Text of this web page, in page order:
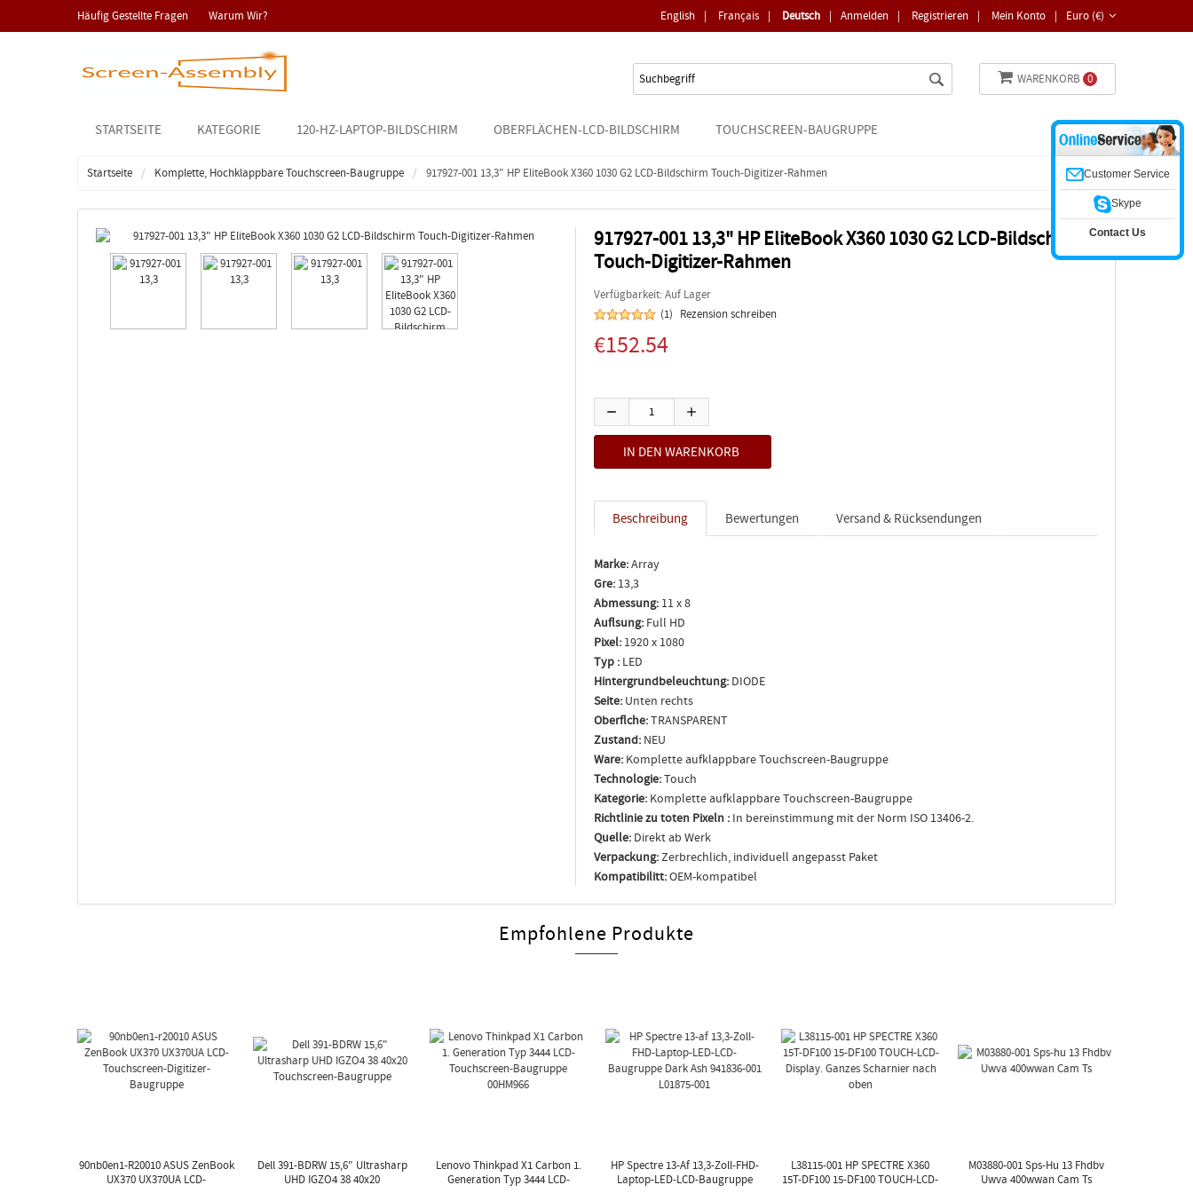
Häufig Gestellte Fragen Warum Wir? Euro (€)
Anmelden | Registrieren | Mein Konto |
English | Français | Deutsch |
WARENKORB 0
STARTSEITE KATEGORIE 120-HZ-LAPTOP-BILDSCHIRM OBERFLÄCHEN-LCD-BILDSCHIRM TOUCHSCREEN-BAUGRUPPE
Startseite Komplette, Hochklappbare Touchscreen-Baugruppe 917927-001 13,3" HP EliteBook X360 1030 G2 LCD-Bildschirm Touch-Digitizer-Rahmen
917927-001 13,3" HP EliteBook X360 1030 G2 LCD-Bildschirm
Touch-Digitizer-Rahmen
Verfügbarkeit: Auf Lager
(1) Rezension schreiben
€152.54
Beschreibung Bewertungen Versand & Rücksendungen
Marke:Array
Gre: 13,3
Abmessung: 11 x 8
Auflsung: Full HD
Pixel: 1920 x 1080
Typ : LED
Hintergrundbeleuchtung: DIODE
Seite: Unten rechts
Oberflche:TRANSPARENT
Zustand: NEU
Ware: Komplette aufklappbare Touchscreen-Baugruppe
Technologie:Touch
Kategorie: Komplette aufklappbare Touchscreen-Baugruppe
Richtlinie zu toten Pixeln : In bereinstimmung mit der Norm ISO 13406-2.
Quelle: Direkt ab Werk
Verpackung:Zerbrechlich, individuell angepasst Paket
Kompatibilitt:OEM-kompatibel
Empfohlene Produkte
90nb0en1-R20010 ASUS ZenBook
UX370 UX370UA LCD-
Dell 391-BDRW 15,6" Ultrasharp
UHD IGZO4 38 40x20
Lenovo Thinkpad X1 Carbon 1.
Generation Typ 3444 LCD-
HP Spectre 13-Af 13,3-Zoll-FHD-
Laptop-LED-LCD-Baugruppe
L38115-001 HP SPECTRE X360
15T-DF100 15-DF100 TOUCH-LCD-
M03880-001 Sps-Hu 13 Fhdbv
Uwva 400wwan Cam Ts
Customer Service
Skype
Contact Us